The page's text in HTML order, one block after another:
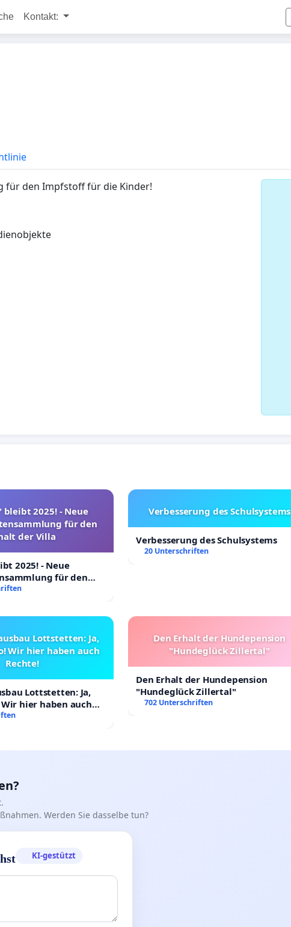
Kontakt:
für den Impfstoff für die Kinder!
bleibt 2025! - Neue
für den
der Villa
2025! - Neue
für den
Verbesserung des Schulsystems
Verbesserung des Schulsystems
20 Unterschriften
Lottstetten: Ja,
Wir hier haben auch
Rechte!
Lottstetten: Ja,
hier haben auch
Den Erhalt der Hundepension
"Hundeglück Zillertal"
Den Erhalt der Hundepension
"Hundeglück Zillertal"
702 Unterschriften
Werden Sie dasselbe tun?
KI-gestützt